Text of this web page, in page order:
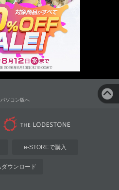
パソコン版へ
e-STOREで購入
ダウンロード